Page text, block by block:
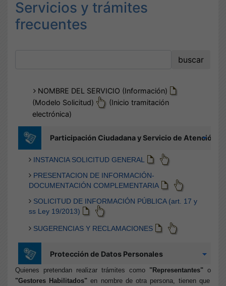
Servicios y trámites
frecuentes
Quienes pretendan realizar trámites como "Representantes" o
"Gestores Habilitados"en nombre de otra persona, tienen que